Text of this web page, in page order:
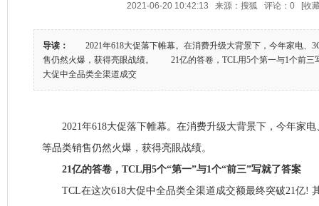
2021-06-20 10:42:13 来源：搜狐 评论： 0 [收
导读：
2021年618大促落下帷幕。在消费升级大背景下，今年家电、
售仍然火爆，获得亮眼战绩。 21亿的答卷，TCL用5个第一与1个前
大促中全品类全渠道成交
2021年618大促落下帷幕。在消费升级大背景下，今年家电
等品类销售仍然火爆，获得亮眼战绩。
21亿的答卷，TCL用5个“第一”与1个“前三”写就了答案
TCL在这次618大促中全品类全渠道成交额最终突破21亿!